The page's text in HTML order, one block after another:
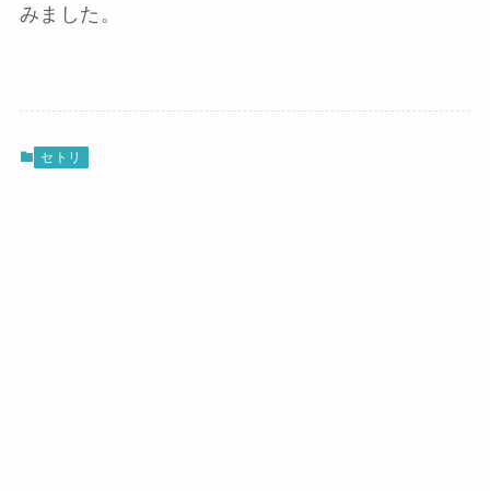
みました。
セトリ